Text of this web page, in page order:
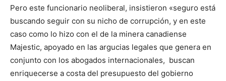
Pero este funcionario neoliberal, insistieron «seguro está
buscando seguir con su nicho de corrupción, y en este
caso como lo hizo con el de la minera canadiense
Majestic, apoyado en las argucias legales que genera en
conjunto con los abogados internacionales, buscan
enriquecerse a costa del presupuesto del gobierno